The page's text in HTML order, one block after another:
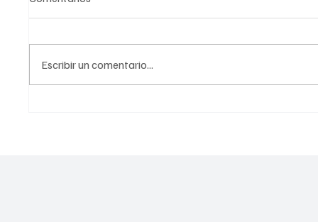
Escribir un comentario...